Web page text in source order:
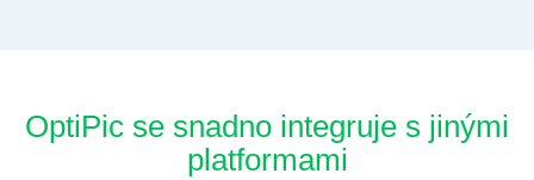
OptiPic se snadno integruje s jinými
platformami